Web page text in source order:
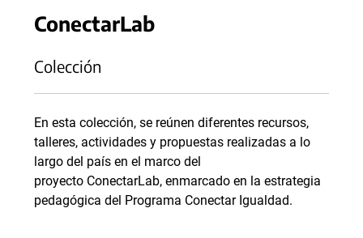
ConectarLab
Colección
En esta colección, se reúnen diferentes recursos,
talleres, actividades y propuestas realizadas a lo
largo del país en el marco del
proyecto ConectarLab, enmarcado en la estrategia
pedagógica del Programa Conectar Igualdad.